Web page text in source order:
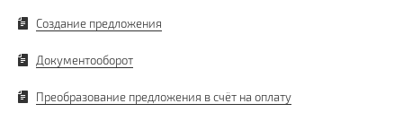
Создание предложения
Документооборот
Преобразование предложения в счёт на оплату